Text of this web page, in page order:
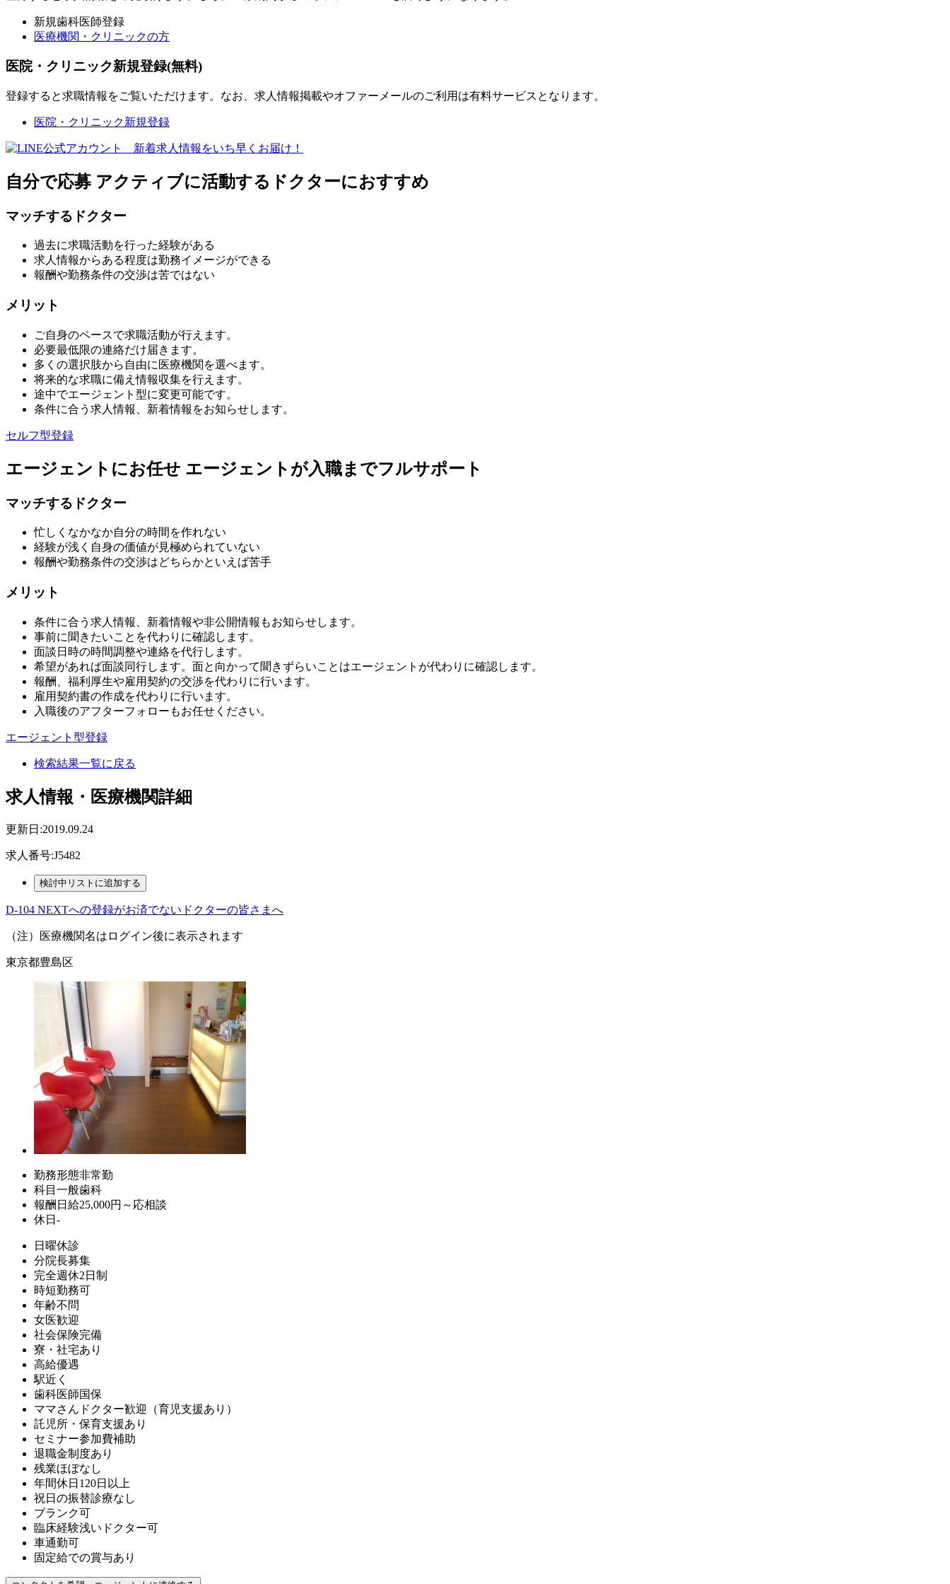
新規歯科医師登録
医療機関・クリニックの方
医院・クリニック新規登録(無料)
登録すると求職情報をご覧いただけます。なお、求人情報掲載やオファーメールのご利用は有料サービスとなります。
医院・クリニック新規登録
自分で応募 アクティブに活動するドクターにおすすめ
マッチするドクター
過去に求職活動を行った経験がある
求人情報からある程度は勤務イメージができる
報酬や勤務条件の交渉は苦ではない
メリット
ご自身のペースで求職活動が行えます。
必要最低限の連絡だけ届きます。
多くの選択肢から自由に医療機関を選べます。
将来的な求職に備え情報収集を行えます。
途中でエージェント型に変更可能です。
条件に合う求人情報、新着情報をお知らせします。
セルフ型登録
エージェントにお任せ エージェントが入職までフルサポート
マッチするドクター
忙しくなかなか自分の時間を作れない
経験が浅く自身の価値が見極められていない
報酬や勤務条件の交渉はどちらかといえば苦手
メリット
条件に合う求人情報、新着情報や非公開情報もお知らせします。
事前に聞きたいことを代わりに確認します。
面談日時の時間調整や連絡を代行します。
希望があれば面談同行します。面と向かって聞きずらいことはエージェントが代わりに確認します。
報酬、福利厚生や雇用契約の交渉を代わりに行います。
雇用契約書の作成を代わりに行います。
入職後のアフターフォローもお任せください。
エージェント型登録
検索結果一覧に戻る
求人情報・医療機関詳細
更新日:2019.09.24
求人番号:J5482
D-104 NEXTへの登録がお済でないドクターの皆さまへ
（注）医療機関名はログイン後に表示されます
東京都豊島区
勤務形態非常勤
科目 一般歯科
報酬 日給25,000円～応相談
休日 -
日曜休診
分院長募集
完全週休2日制
時短勤務可
年齢不問
女医歓迎
社会保険完備
寮・社宅あり
高給優遇
駅近く
歯科医師国保
ママさんドクター歓迎（育児支援あり）
託児所・保育支援あり
セミナー参加費補助
退職金制度あり
残業ほぼなし
年間休日120日以上
祝日の振替診療なし
ブランク可
臨床経験浅いドクター可
車通勤可
固定給での賞与あり